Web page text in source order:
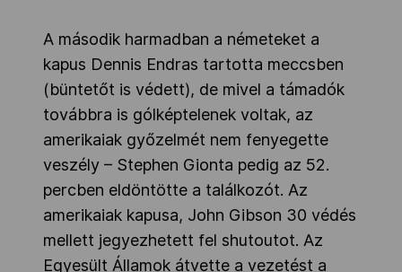
A második harmadban a németeket a
kapus Dennis Endras tartotta meccsben
(büntetőt is védett), de mivel a támadók
továbbra is gólképtelenek voltak, az
amerikaiak győzelmét nem fenyegette
veszély – Stephen Gionta pedig az 52.
percben eldöntötte a találkozót. Az
amerikaiak kapusa, John Gibson 30 védés
mellett jegyezhetett fel shutoutot. Az
Egyesült Államok átvette a vezetést a